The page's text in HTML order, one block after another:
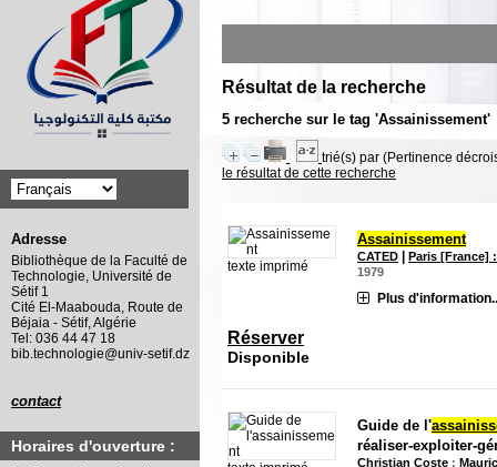
Résultat de la recherche
5 recherche sur le tag 'Assainissement'
trié(s) par (Pertinence
le résultat de cette recherche
texte imprimé
Assainissement
CATED |Paris [France]
1979
Plus
Réserver
Disponible
Guide de l'
réaliser-exploiter-
Christian Coste ;
Adresse
Bibliothèque de la Faculté de
Technologie, Université de
Sétif 1
Cité El-Maabouda, Route de
Béjaia - Sétif, Algérie
Tel: 036 44 47 18
bib.technologie@univ-setif.dz
contact
Horaires d'ouverture :